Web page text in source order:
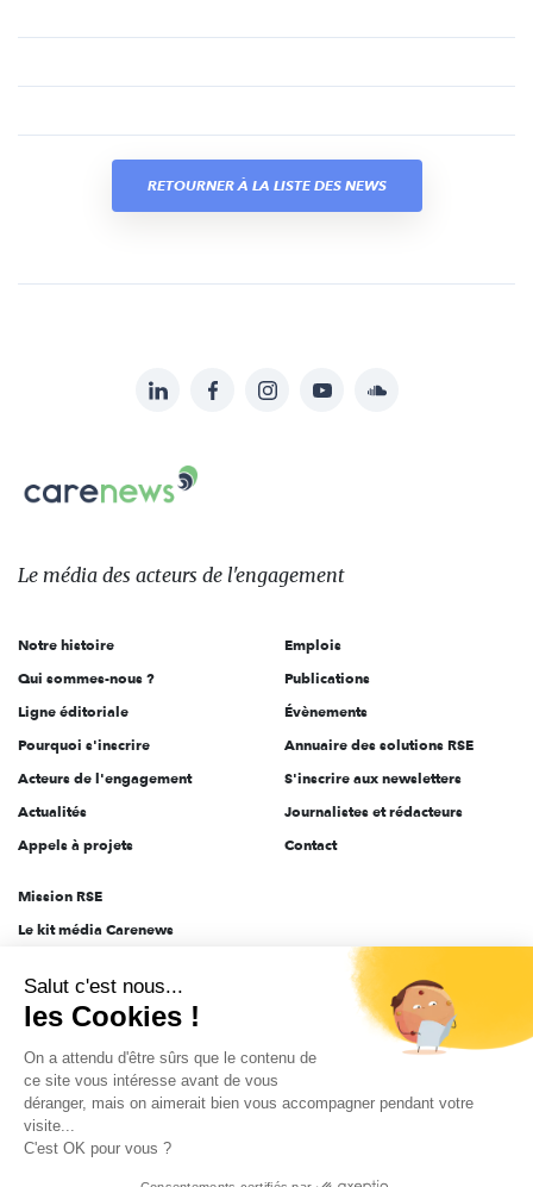
RETOURNER À LA LISTE DES NEWS
sur:
LinkedInFacebookInstagramYouTubeSoundcloud
Le
des
l'engagement
Le média des acteurs de l'engagement
Notre histoire
Qui sommes-nous ?
Ligne éditoriale
Pourquoi s'inscrire
Acteurs de l'engagement
Actualités
Appels à projets
Emplois
Publications
Évènements
Annuaire des solutions RSE
S'inscrire aux newsletters
Journalistes et rédacteurs
Contact
Mission RSE
Le kit média Carenews
AEF info
Novethic
PRODURABLE
Inclusiv Day
Données personnelles Mentions légales 2025-2026 Tout droits réservés
Salut c'est nous...
les Cookies !
On a attendu d'être sûrs que le contenu de
ce site vous intéresse avant de vous
déranger, mais on aimerait bien vous accompagner pendant votre
visite...
C'est OK pour vous ?